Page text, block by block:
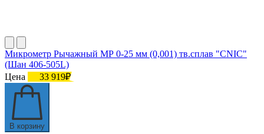
Микрометр Рычажный МР 0-25 мм (0,001) тв.сплав "CNIC"
(Шан 406-505L)
Цена
33 919₽
В корзину